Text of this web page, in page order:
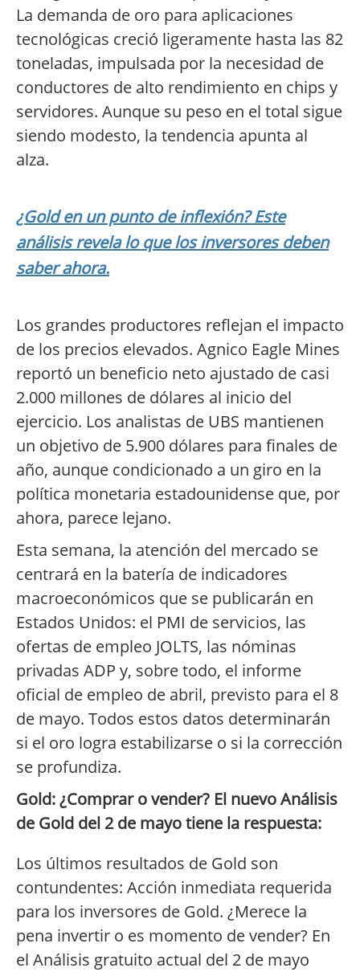
La demanda de oro para aplicaciones
tecnológicas creció ligeramente hasta las 82
toneladas, impulsada por la necesidad de
conductores de alto rendimiento en chips y
servidores. Aunque su peso en el total sigue
siendo modesto, la tendencia apunta al
alza.
¿Gold en un punto de inflexión? Este
análisis revela lo que los inversores deben
saber ahora.
Los grandes productores reflejan el impacto
de los precios elevados. Agnico Eagle Mines
reportó un beneficio neto ajustado de casi
2.000 millones de dólares al inicio del
ejercicio. Los analistas de UBS mantienen
un objetivo de 5.900 dólares para finales de
año, aunque condicionado a un giro en la
política monetaria estadounidense que, por
ahora, parece lejano.
Esta semana, la atención del mercado se
centrará en la batería de indicadores
macroeconómicos que se publicarán en
Estados Unidos: el PMI de servicios, las
ofertas de empleo JOLTS, las nóminas
privadas ADP y, sobre todo, el informe
oficial de empleo de abril, previsto para el 8
de mayo. Todos estos datos determinarán
si el oro logra estabilizarse o si la corrección
se profundiza.
Gold: ¿Comprar o vender? El nuevo Análisis
de Gold del 2 de mayo tiene la respuesta:
Los últimos resultados de Gold son
contundentes: Acción inmediata requerida
para los inversores de Gold. ¿Merece la
pena invertir o es momento de vender? En
el Análisis gratuito actual del 2 de mayo